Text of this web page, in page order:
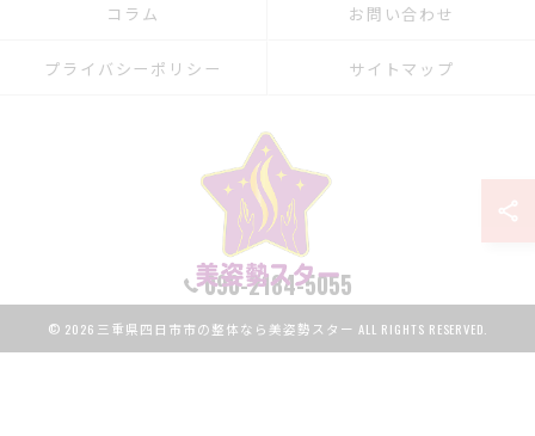
090-2184-5055
LINE予約 予約はこちら
コラム お問い合わせ
プライバシーポリシー サイトマップ
© 2026 三重県四日市市の整体なら美姿勢スター ALL RIGHTS RESERVED.